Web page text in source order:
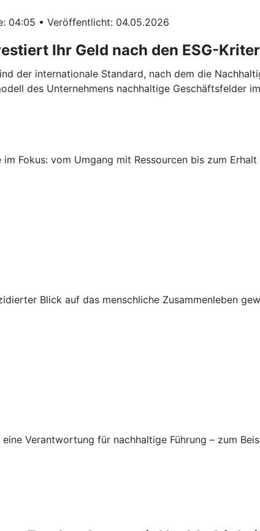
04:05 • Veröffentlicht: 04.05.2026
Ihr Geld nach den ESG-
der internationale Standard, nach dem die
des Unternehmens nachhaltige Geschäftsfelder
Fokus: vom Umgang mit Ressourcen bis zum
Blick auf das menschliche Zusammenleben
Verantwortung für nachhaltige Führung – zum